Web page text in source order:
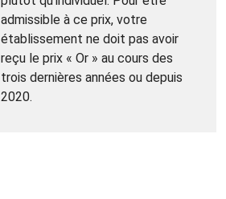
admissible à ce prix, votre
établissement ne doit pas avoir
reçu le prix « Or » au cours des
trois dernières années ou depuis
2020.